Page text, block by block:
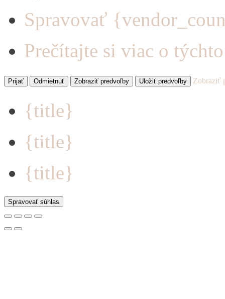
Spravovať
Prečítajte si viac o
Prijať Odmietnuť Zobraziť predvoľby Uložiť predvoľby Zobraziť
{title}
{title}
{title}
Spravovať súhlas